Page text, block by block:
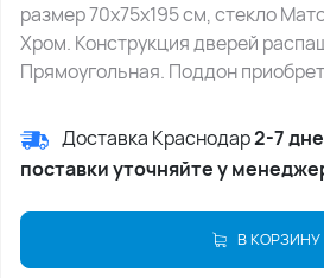
размер 70х75х195 см, стекло
Хром. Конструкция дверей
Прямоугольная. Поддон
Доставка Краснодар2-7
поставки уточняйте у
В КОРЗИНУ